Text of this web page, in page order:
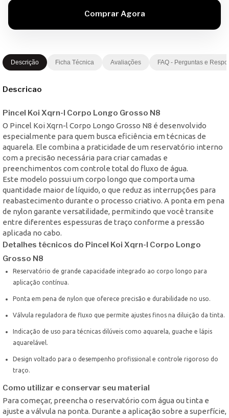
Descrição Ficha Técnica Avaliações FAQ - Perguntas e
Descricao
Pincel Koi Xqrn-l Corpo Longo Grosso N8
O Pincel Koi Xqrn-l Corpo Longo Grosso N8 é desenvolvido
especialmente para quem busca eficiência em técnicas de
aquarela. Ele combina a praticidade de um reservatório interno
com a precisão necessária para criar camadas e
preenchimentos com controle total do fluxo de água.
Este modelo possui um corpo longo que comporta uma
quantidade maior de líquido, o que reduz as interrupções para
reabastecimento durante o processo criativo. A ponta em pena
de nylon garante versatilidade, permitindo que você transite
entre diferentes espessuras de traço conforme a pressão
aplicada no cabo.
Detalhes técnicos do Pincel Koi Xqrn-l Corpo Longo
Grosso N8
Reservatório de grande capacidade integrado ao corpo longo para
aplicação contínua.
Ponta em pena de nylon que oferece precisão e durabilidade no uso.
Válvula reguladora de fluxo que permite ajustes finos na diluição da tinta.
Indicação de uso para técnicas dilúveis como aquarela, guache e lápis
aquarelável.
Design voltado para o desempenho profissional e controle rigoroso do
traço.
Como utilizar e conservar seu material
Para começar, preencha o reservatório com água ou tinta e
ajuste a válvula na ponta. Durante a aplicação sobre a superfície,